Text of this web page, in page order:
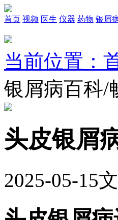
首页 视频 医生 仪器 药物 银屑
当前位置：
银屑病百科/
头皮银屑
2025-05-15